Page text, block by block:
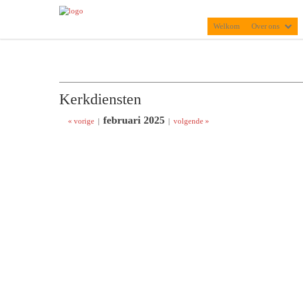
Welkom Over ons
Kerkdiensten
« vorige | februari 2025 | volgende »